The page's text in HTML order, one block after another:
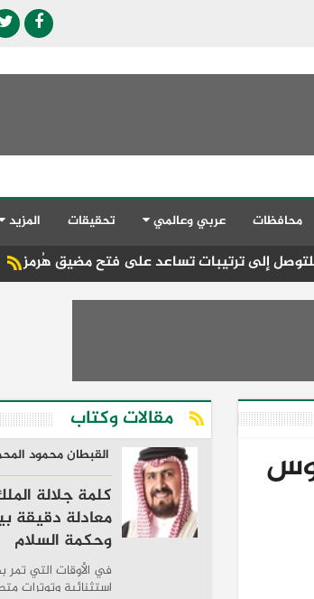
محافظات عربي وعالمي تحقيقات المزيد
كلية تساعد على فتح مضيق هُرمز
مقالات وكتاب
القبطان محمود
كلمة جلالة
معادلة دقيقة
وحكمة السلام
في الأوقات التي
استثنائية وتوترات